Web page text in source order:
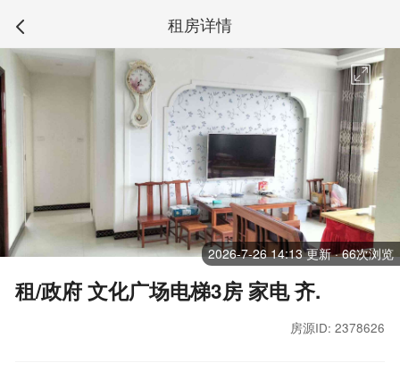
租房详情
租/政府 文化广场电梯3房 家电 齐.
房源ID: 2378626
2026-7-26 14:13 更新 · 66次浏览